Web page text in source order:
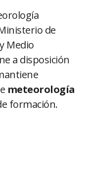
de
Medio
a disposición
meteorología
formación.